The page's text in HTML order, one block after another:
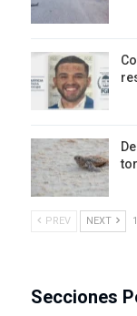
PREV NEXT
Secciones